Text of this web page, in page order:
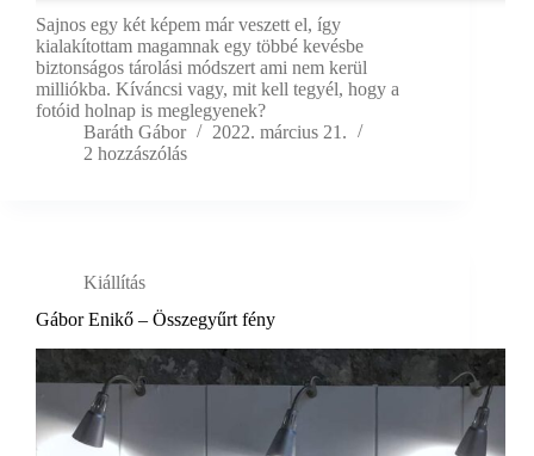
Sajnos egy két képem már veszett el, így
kialakítottam magamnak egy többé kevésbe
biztonságos tárolási módszert ami nem kerül
milliókba. Kíváncsi vagy, mit kell tegyél, hogy a
fotóid holnap is meglegyenek?
Baráth Gábor
2022. március 21.
2 hozzászólás
Kiállítás
Gábor Enikő – Összegyűrt fény